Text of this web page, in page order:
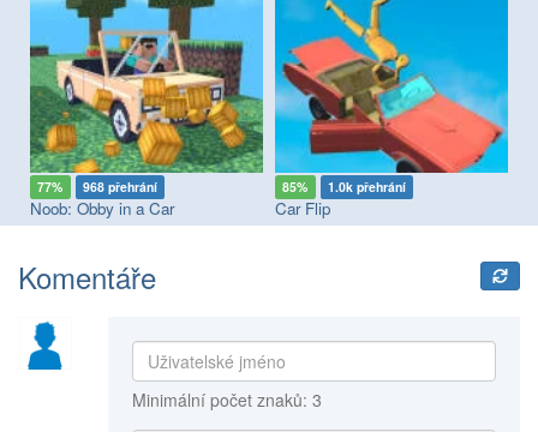
77% 968 přehrání
Noob: Obby in a Car
85% 1.0k přehrání
Car Flip
Komentáře
Minimální počet znaků: 3